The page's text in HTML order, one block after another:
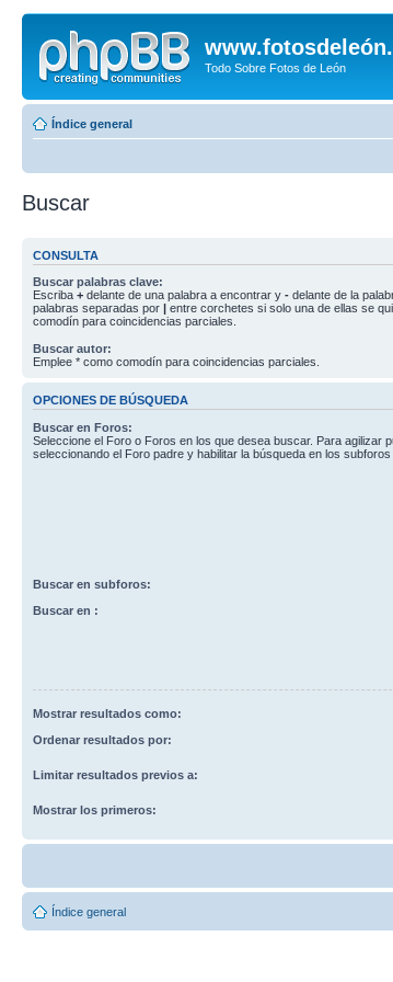
Todo Sobre Fotos de León
Índice general
Buscar
CONSULTA
Buscar palabras clave:
Escriba + delante de una palabra a encontrar y - delante de la
palabras separadas por | entre corchetes si solo una de ellas se
comodín para coincidencias parciales.
Buscar autor:
Emplee * como comodín para coincidencias parciales.
OPCIONES DE BÚSQUEDA
Buscar en Foros:
Seleccione el Foro o Foros en los que desea buscar. Para agilizar
seleccionando el Foro padre y habilitar la búsqueda en los
Buscar en subforos:
Buscar en :
Mostrar resultados como:
Ordenar resultados por:
Limitar resultados previos a:
Mostrar los primeros:
Índice general